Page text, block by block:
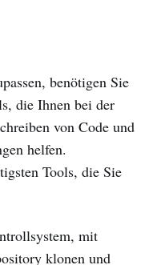
benötigen Sie
die Ihnen bei der
von Code und
helfen.
Tools, die Sie
mit
klonen und